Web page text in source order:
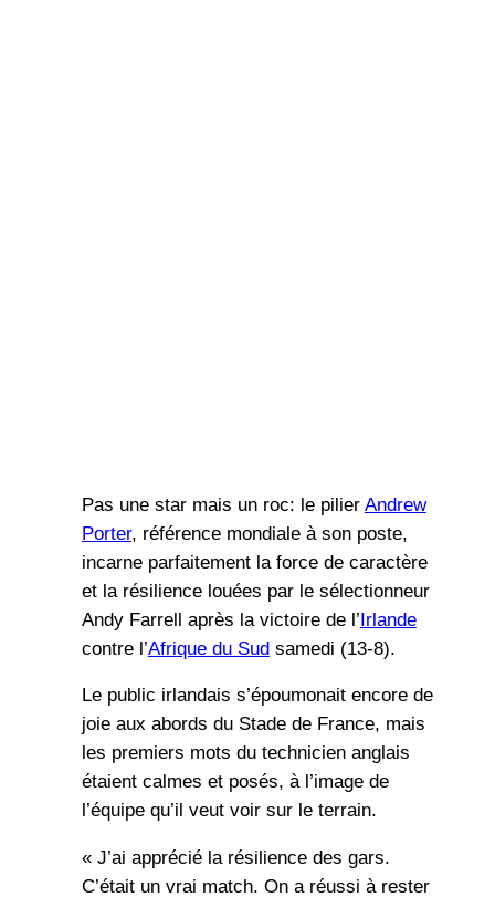
Pas une star mais un roc: le pilier Andrew
Porter, référence mondiale à son poste,
incarne parfaitement la force de caractère
et la résilience louées par le sélectionneur
Andy Farrell après la victoire de l’Irlande
contre l’Afrique du Sudsamedi (13-8).
Le public irlandais s’époumonait encore de
joie aux abords du Stade de France, mais
les premiers mots du technicien anglais
étaient calmes et posés, à l’image de
l’équipe qu’il veut voir sur le terrain.
« J’ai apprécié la résilience des gars.
C’était un vrai match. On a réussi à rester